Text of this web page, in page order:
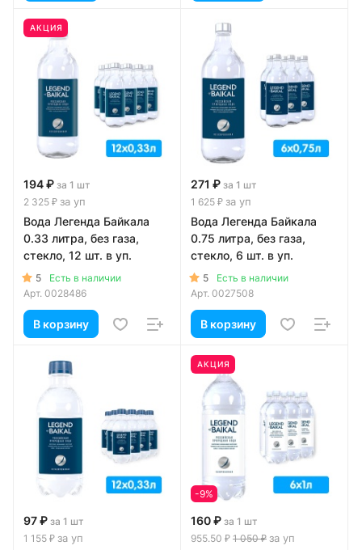
АКЦИЯ
194 ₽ за 1 шт
2 325 ₽ за уп
Вода Легенда Байкала
0.33 литра, без газа,
стекло, 12 шт. в уп.
5
Есть в наличии
Арт. 0028486
В корзину
271 ₽ за 1 шт
1 625 ₽ за уп
Вода Легенда Байкала
0.75 литра, без газа,
стекло, 6 шт. в уп.
5
Есть в наличии
Арт. 0027508
В корзину
97 ₽ за 1 шт
1 155 ₽ за уп
АКЦИЯ
-9%
160 ₽ за 1 шт
955.50 ₽ 1 050 ₽ за уп